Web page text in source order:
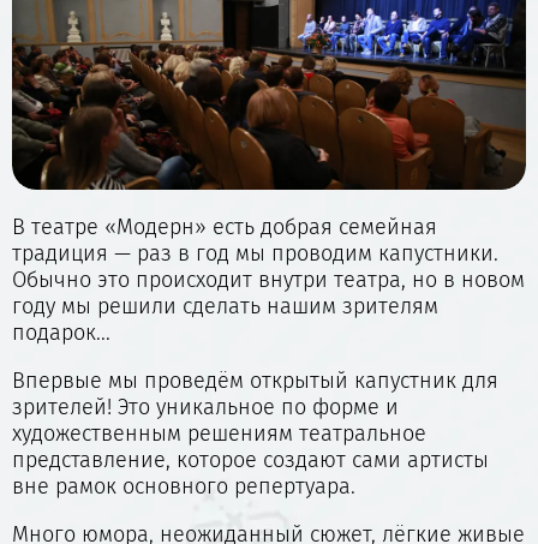
В театре «Модерн» есть добрая семейная
традиция — раз в год мы проводим капустники.
Обычно это происходит внутри театра, но в новом
году мы решили сделать нашим зрителям
подарок...
Впервые мы проведём открытый капустник для
зрителей! Это уникальное по форме и
художественным решениям театральное
представление, которое создают сами артисты
вне рамок основного репертуара.
Много юмора, неожиданный сюжет, лёгкие живые